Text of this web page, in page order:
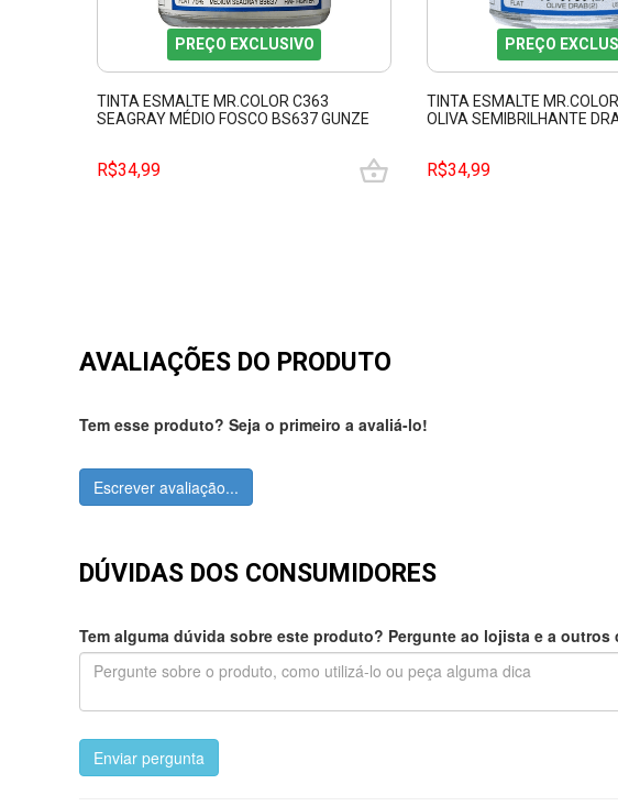
PREÇO EXCLUSIVO
TINTA ESMALTE MR.COLOR C363
SEAGRAY MÉDIO FOSCO BS637 GUNZE
R$34,99
PREÇO
TINTA ESMALTE
OLIVA SEMIBRILHANTE
R$34,99
AVALIAÇÕES DO PRODUTO
Tem esse produto? Seja o primeiro a avaliá-lo!
Escrever avaliação...
DÚVIDAS DOS CONSUMIDORES
Tem alguma dúvida sobre este produto? Pergunte ao lojista e a outros
Enviar pergunta